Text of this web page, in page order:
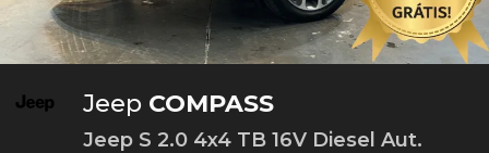
Jeep COMPASS
Jeep S 2.0 4x4 TB 16V Diesel Aut.